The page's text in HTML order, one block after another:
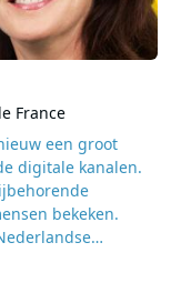
France
een groot
digitale kanalen.
bekeken.
later moment